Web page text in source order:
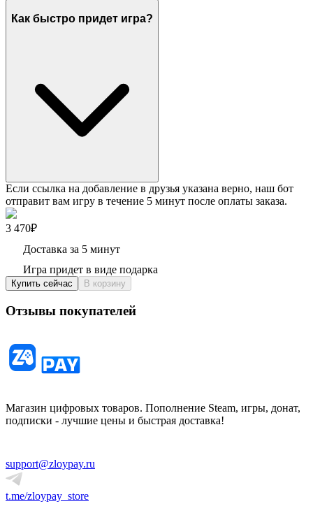
Как быстро придет игра?
Если ссылка на добавление в друзья указана верно, наш бот
отправит вам игру в течение 5 минут после оплаты заказа.
3 470₽
Доставка за 5 минут
Игра придет в виде подарка
Купить сейчас В корзину
Отзывы покупателей
Магазин цифровых товаров. Пополнение Steam, игры, донат,
подписки - лучшие цены и быстрая доставка!
support@zloypay.ru
t.me/zloypay_store